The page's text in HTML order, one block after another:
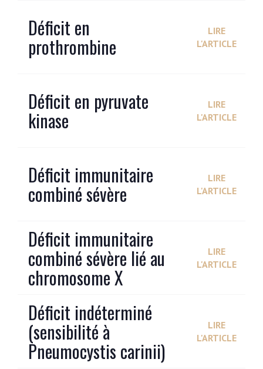
Déficit en
prothrombine
LIRE
L'ARTICLE
Déficit en pyruvate
kinase
LIRE
L'ARTICLE
Déficit immunitaire
combiné sévère
LIRE
L'ARTICLE
Déficit immunitaire
combiné sévère lié au
chromosome X
LIRE
L'ARTICLE
Déficit indéterminé
(sensibilité à
Pneumocystis carinii)
LIRE
L'ARTICLE